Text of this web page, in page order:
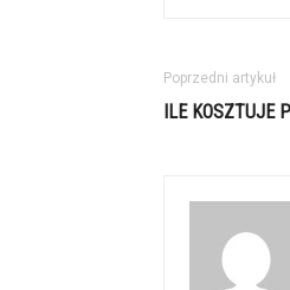
Poprzedni artykuł
ILE KOSZTUJE